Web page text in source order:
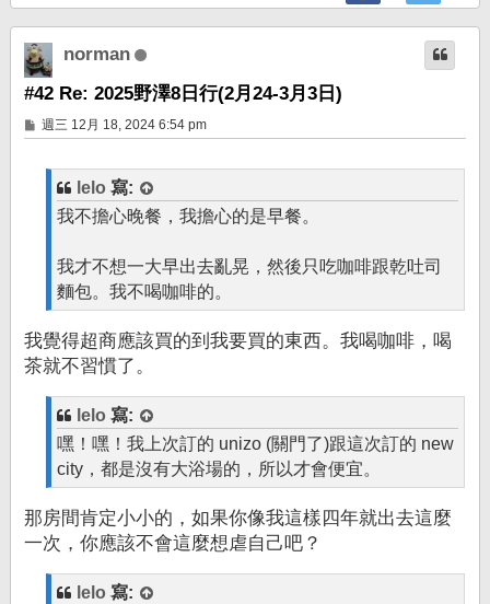
頂
端
norman
#42 Re: 2025野澤8日行(2月24-3月3日)
文
章
週三 12月 18, 2024 6:54 pm
lelo 寫:
我不擔心晚餐，我擔心的是早餐。
我才不想一大早出去亂晃，然後只吃咖啡跟乾吐司
麵包。我不喝咖啡的。
我覺得超商應該買的到我要買的東西。我喝咖啡，喝
茶就不習慣了。
lelo 寫:
嘿！嘿！我上次訂的 unizo (關門了)跟這次訂的 new
city，都是沒有大浴場的，所以才會便宜。
那房間肯定小小的，如果你像我這樣四年就出去這麼
一次，你應該不會這麼想虐自己吧？
lelo 寫: